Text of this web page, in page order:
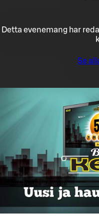
Detta evenemang har
Se